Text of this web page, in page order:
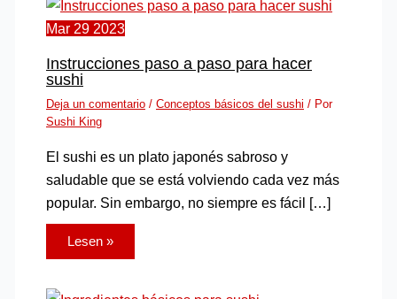
Mar 29 2023
Instrucciones paso a paso para hacer
sushi
Deja un comentario / Conceptos básicos del sushi / Por
Sushi King
El sushi es un plato japonés sabroso y
saludable que se está volviendo cada vez más
popular. Sin embargo, no siempre es fácil […]
Lesen »